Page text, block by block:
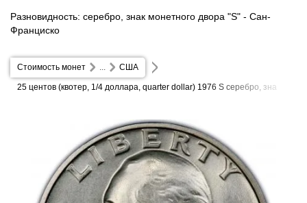
Разновидность: серебро, знак монетного двора "S" - Сан-
Франциско
Стоимость монет США
...
25 центов (квотер, 1/4 доллара, quarter dollar) 1976 S серебро, зна